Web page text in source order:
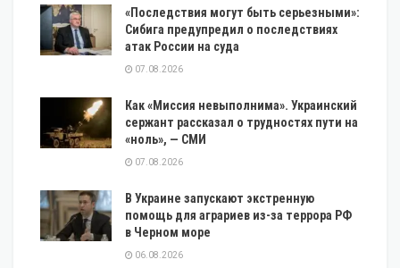
«Последствия могут быть серьезными»:
Сибига предупредил о последствиях
атак России на суда
07.08.2026
Как «Миссия невыполнима». Украинский
сержант рассказал о трудностях пути на
«ноль», — СМИ
07.08.2026
В Украине запускают экстренную
помощь для аграриев из-за террора РФ
в Черном море
06.08.2026